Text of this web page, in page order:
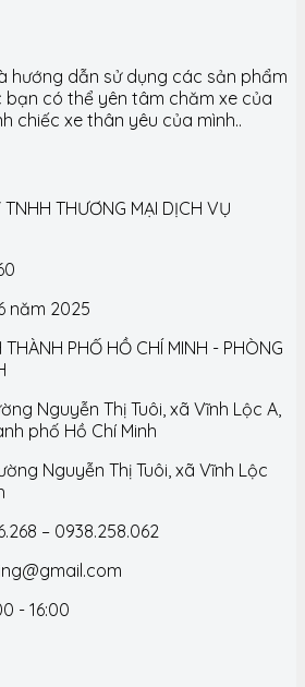
hướng dẫn sử dụng các sản phẩm
có thể yên tâm chăm xe của
chiếc xe thân yêu của mình..
THƯƠNG MẠI DỊCH VỤ
năm 2025
PHỐ HỒ CHÍ MINH - PHÒNG
Nguyễn Thị Tuôi, xã Vĩnh Lộc A,
phố Hồ Chí Minh
Nguyễn Thị Tuôi, xã Vĩnh Lộc
– 0938.258.062
- 16:00